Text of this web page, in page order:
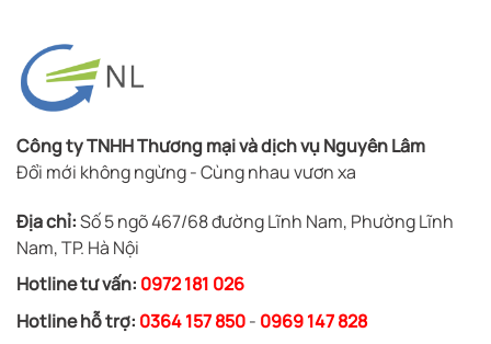
Công ty TNHH Thương mại và dịch vụ Nguyên Lâm
Đổi mới không ngừng - Cùng nhau vươn xa
Địa chỉ:Số 5 ngõ 467/68 đường Lĩnh Nam, Phường Lĩnh
Nam, TP. Hà Nội
Hotline tư vấn: 0972 181 026
Hotline hỗ trợ: 0364 157 850- 0969 147 828